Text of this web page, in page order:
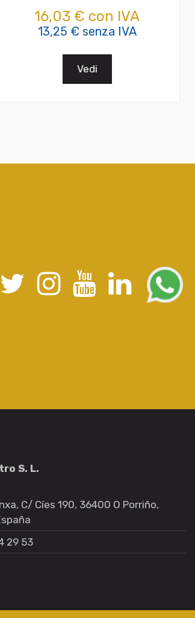
16,03 € con IVA
13,25 € senza IVA
Vedi
S. L.
C/ Cíes 190, 36400 O Porriño,
29 53